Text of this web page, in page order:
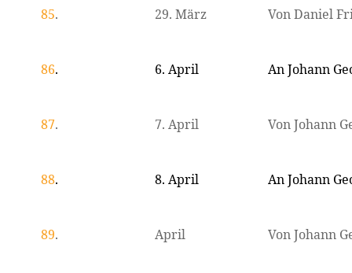
85. 29. März Von Daniel
86. 6. April An Johann
87. 7. April Von Johann
88. 8. April An Johann
89. April Von Johann